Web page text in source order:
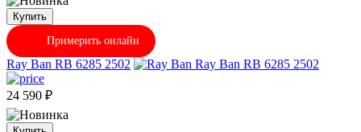
Купить
Примерить онлайн
Ray Ban RB 6285 2502
24 590 ₽